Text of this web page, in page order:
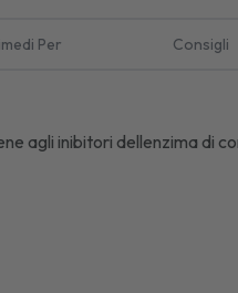
Per Consigli
agli inibitori dellenzima di